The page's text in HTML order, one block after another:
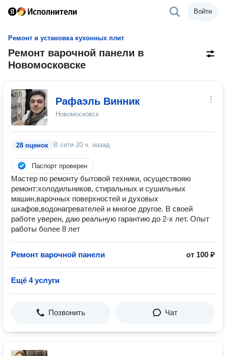
Войти
Ремонт и установка кухонных плит
Ремонт варочной панели в
Новомосковске
Рафаэль Винник
Новомосковск
28 оценок В сети 20 ч. назад
Паспорт проверен
Мастер по ремонту бытовой техники, осуществояю
ремонт:холодильников, стиральных и сушильных
машин,варочных поверхностей и духовых
шкафов,водонагревателей и многое другое. В своей
работе уверен, даю реальную гарантию до 2-х лет. Опыт
работы более 8 лет
Ремонт варочной панели от 100 ₽
Ещё 4 услуги
Позвонить Чат